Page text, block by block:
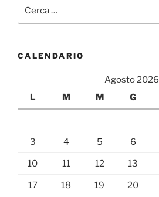
CALENDARIO
Agosto 2026
L
M M G
3 4 5 6
10 11 12 13
17 18 19 20